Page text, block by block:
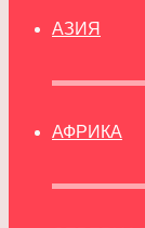
АЗИЯ
АФРИКА